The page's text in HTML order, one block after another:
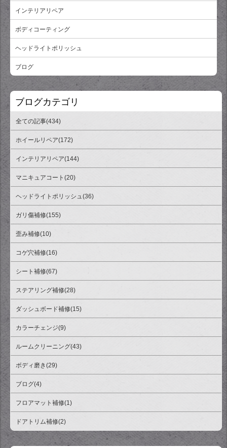
インテリアリペア
ボディコーティング
ヘッドライトポリッシュ
ブログ
ブログカテゴリ
全ての記事(434)
ホイールリペア(172)
インテリアリペア(144)
マニキュアコート(20)
ヘッドライトポリッシュ(36)
ガリ傷補修(155)
歪み補修(10)
コゲ穴補修(16)
シート補修(67)
ステアリング補修(28)
ダッシュボード補修(15)
カラーチェンジ(9)
ルームクリーニング(43)
ボディ磨き(29)
ブログ(4)
フロアマット補修(1)
ドアトリム補修(2)